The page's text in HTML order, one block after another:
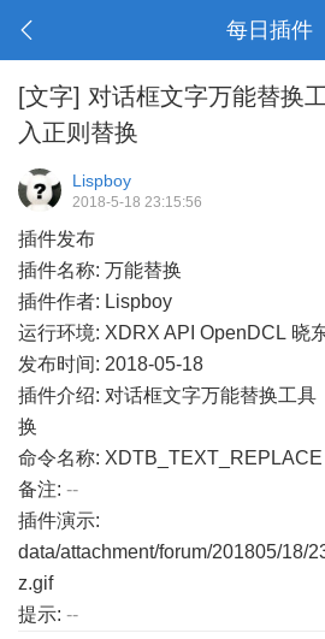
每日插件
[文字] 对话框文字万能替换
入正则替换
Lispboy
2018-5-18 23:15:56
插件发布
插件名称: 万能替换
插件作者: Lispboy
运行环境: XDRX API OpenDCL 晓
发布时间: 2018-05-18
插件介绍: 对话框文字万能替换工具
换
命令名称: XDTB_TEXT_REPLACE
备注: --
插件演示:
data/attachment/forum/201805/18/
z.gif
提示: --